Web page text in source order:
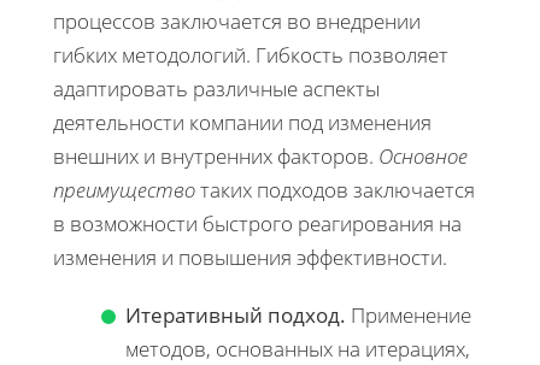
процессов заключается во внедрении
гибких методологий. Гибкость позволяет
адаптировать различные аспекты
деятельности компании под изменения
внешних и внутренних факторов. Основное
преимуществотаких подходов заключается
в возможности быстрого реагирования на
изменения и повышения эффективности.
Итеративный подход. Применение
методов, основанных на итерациях,